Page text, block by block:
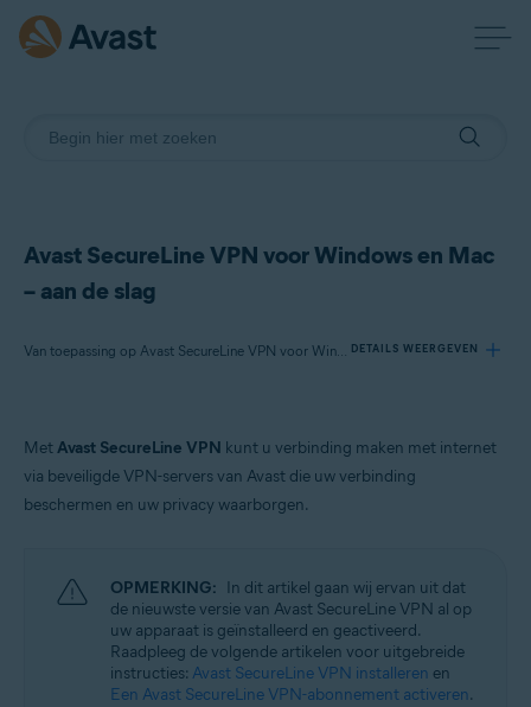
Avast SecureLine VPN voor Windows en Mac
– aan de slag
Van toepassing op Avast SecureLine VPN voor Windows, Avast SecureLine VPN voor Mac DETAILS WEERGEVEN
Producten:
Avast SecureLine VPN 5.x voor Windows
Microsoft Windows 11 Home / Pro / Enterprise / Education
Microsoft Windows 10 Home / Pro / Enterprise / Education – 32-/64-bits
Microsoft Windows 8.1 / Pro / Enterprise – 32-/64-bits
Microsoft Windows 8 / Pro / Enterprise – 32-/64-bits
Microsoft Windows 7 Home Basic / Home Premium / Professional /
Enterprise / Ultimate – Service Pack 1, 32-/64-bits
MetAvast SecureLine VPN kunt u verbinding maken met internet
via beveiligde VPN-servers van Avast die uw verbinding
beschermen en uw privacy waarborgen.
OPMERKING: In dit artikel gaan wij ervan uit dat
de nieuwste versie van Avast SecureLine VPN al op
uw apparaat is geïnstalleerd en geactiveerd.
Raadpleeg de volgende artikelen voor uitgebreide
instructies: Avast SecureLine VPN installeren en
Een Avast SecureLine VPN-abonnement activeren.